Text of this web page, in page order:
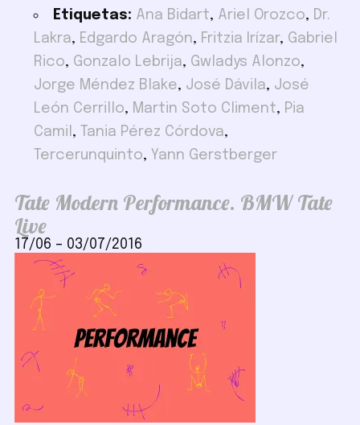
Etiquetas: Ana Bidart, Ariel Orozco, Dr.
Lakra, Edgardo Aragón, Fritzia Irízar, Gabriel
Rico, Gonzalo Lebrija, Gwladys Alonzo,
Jorge Méndez Blake, José Dávila, José
León Cerrillo, Martin Soto Climent, Pia
Camil , Tania Pérez Córdova,
Tercerunquinto, Yann Gerstberger
Tate Modern Performance. BMW Tate
Live
17/06 – 03/07/2016